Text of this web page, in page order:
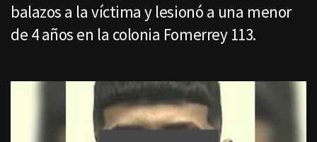
balazos a la víctima y lesionó a una menor
de 4 años en la colonia Fomerrey 113.